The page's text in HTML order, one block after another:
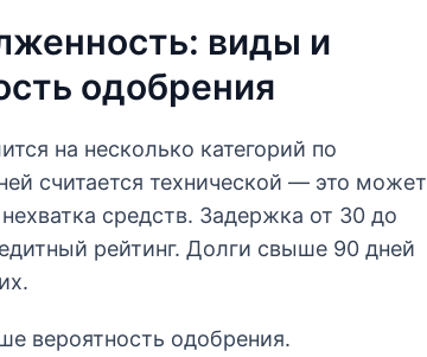
виды и
одобрения
на несколько категорий по
считается технической — это может
средств. Задержка от 30 до
рейтинг. Долги свыше 90 дней
вероятность одобрения.